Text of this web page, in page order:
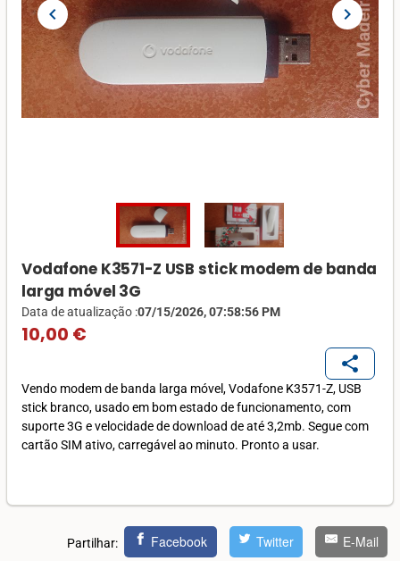
chevron_left chevron_right
Vodafone K3571-Z USB stick modem de banda
larga móvel 3G
Data de atualização :07/15/2026, 07:58:56 PM
10,00 €
share
Vendo modem de banda larga móvel, Vodafone K3571-Z, USB
stick branco, usado em bom estado de funcionamento, com
suporte 3G e velocidade de download de até 3,2mb. Segue com
cartão SIM ativo, carregável ao minuto. Pronto a usar.
Partilhar: Facebook Twitter E-Mail